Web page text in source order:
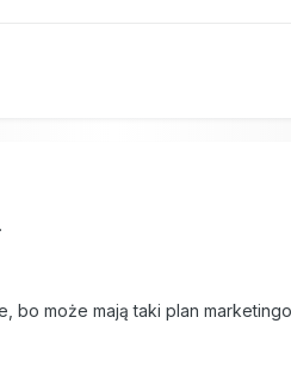
bo może mają taki plan